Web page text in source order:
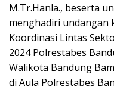
M.Tr.Hanla., beserta
menghadiri undangan
Koordinasi Lintas
2024 Polrestabes
Walikota Bandung
di Aula Polrestabes